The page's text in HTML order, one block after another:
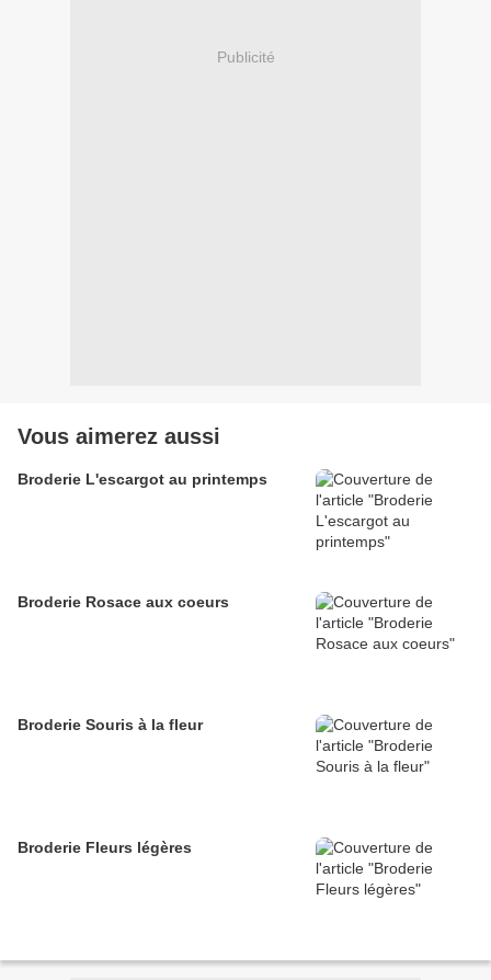
Publicité
Vous aimerez aussi
Broderie L'escargot au printemps
Broderie Rosace aux coeurs
Broderie Souris à la fleur
Broderie Fleurs légères